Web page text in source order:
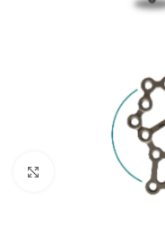
Clic para ampliar